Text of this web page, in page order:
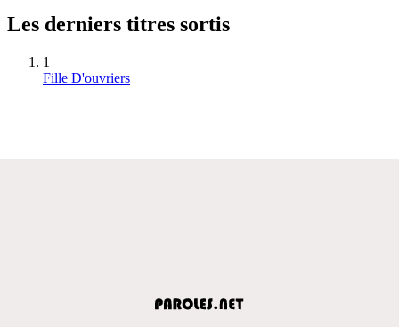
Les derniers titres sortis
1
Fille D'ouvriers